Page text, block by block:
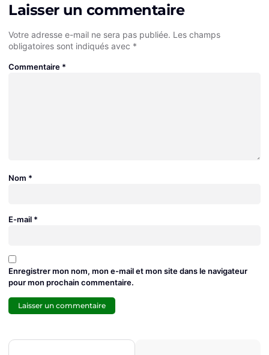
Laisser un commentaire
Votre adresse e-mail ne sera pas publiée. Les champs
obligatoires sont indiqués avec *
Commentaire *
Nom *
E-mail *
Enregistrer mon nom, mon e-mail et mon site dans le navigateur
pour mon prochain commentaire.